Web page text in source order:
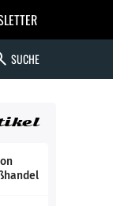
SUCHE